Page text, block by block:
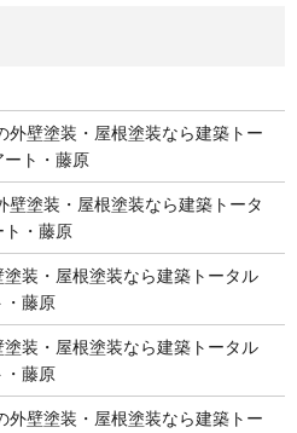
外壁塗装・屋根塗装なら建築トー
ート・藤原
壁塗装・屋根塗装なら建築トータ
ト・藤原
装・屋根塗装なら建築トータル
・藤原
装・屋根塗装なら建築トータル
・藤原
外壁塗装・屋根塗装なら建築トー